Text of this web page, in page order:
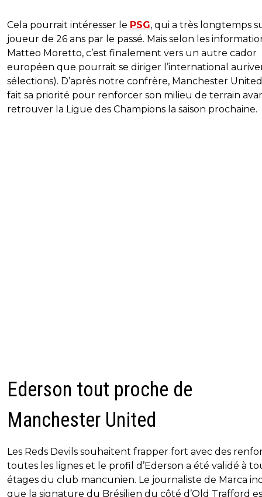
Cela pourrait intéresser le PSG, qui a très longtemps
joueur de 26 ans par le passé. Mais selon les
Matteo Moretto, c’est finalement vers un autre cador
européen que pourrait se diriger l’international
sélections). D’après notre confrère, Manchester
fait sa priorité pour renforcer son milieu de terrain
retrouver la Ligue des Champions la saison prochaine.
Ederson tout proche de
Manchester United
Les Reds Devils souhaitent frapper fort avec des
toutes les lignes et le profil d’Ederson a été validé à
étages du club mancunien. Le journaliste de Marca
que la signature du Brésilien du côté d’Old Trafford